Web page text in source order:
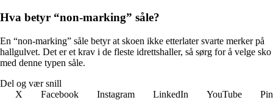
Hva betyr “non-marking” såle?
En “non-marking” såle betyr at skoen ikke etterlater svarte merker på
hallgulvet. Det er et krav i de fleste idrettshaller, så sørg for å velge sko
med denne typen såle.
Del og vær snill
X
Facebook Instagram LinkedIn YouTube